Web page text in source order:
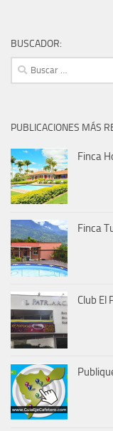
BUSCADOR:
Buscar:
PUBLICACIONES MÁS
Finca
Finca
Club El